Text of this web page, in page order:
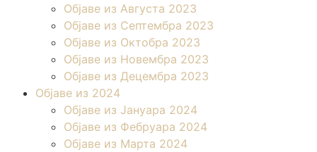
Објаве из Августа 2023
Објаве из Септембра 2023
Објаве из Октобра 2023
Објаве из Новембра 2023
Објаве из Децембра 2023
Објаве из 2024
Објаве из Јануара 2024
Објаве из Фебруара 2024
Објаве из Марта 2024